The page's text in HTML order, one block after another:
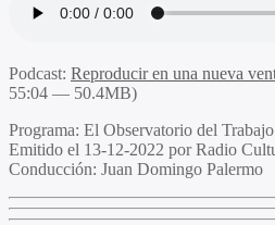
Podcast: Reproducir en una nueva
55:04 — 50.4MB)
Programa: El Observatorio del Trabajo
Emitido el 13-12-2022 por Radio
Conducción: Juan Domingo Palermo